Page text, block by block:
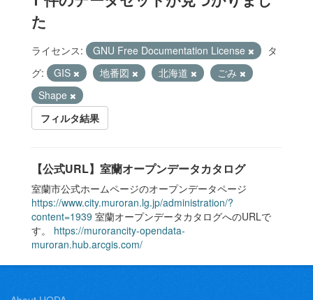
た
ライセンス: GNU Free Documentation License
タ
グ:
GIS 地番図 北海道
ごみ
Shape
フィルタ結果
【公式URL】室蘭オープンデータカタログ
室蘭市公式ホームページのオープンデータページ
https://www.city.muroran.lg.jp/administration/?
content=1939 室蘭オープンデータカタログへのURLで
す。 https://murorancity-opendata-
muroran.hub.arcgis.com/